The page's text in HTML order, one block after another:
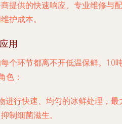
提供的快速响应、专业维修与配
护成本。
用
个环节都离不开低温保鲜。10
色：
进行快速、均匀的冰鲜处理，最
制细菌滋生。